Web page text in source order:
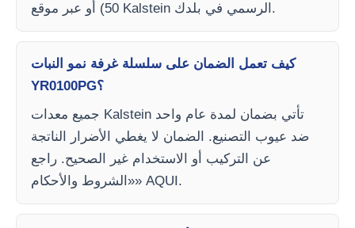
50) أو عبر موقع Kalstein الرسمي في بلدك.
كيف تعمل الضمان على سلسلة غرفة نمو النبات
YR0100PG؟
جميع معدات Kalstein تأتي بضمان لمدة عام واحد
ضد عيوب التصنيع. الضمان لا يغطي الأضرار الناتجة
عن التركيب أو الاستخدام غير الصحيح. راجع
«الشروط والأحكام» AQUI.